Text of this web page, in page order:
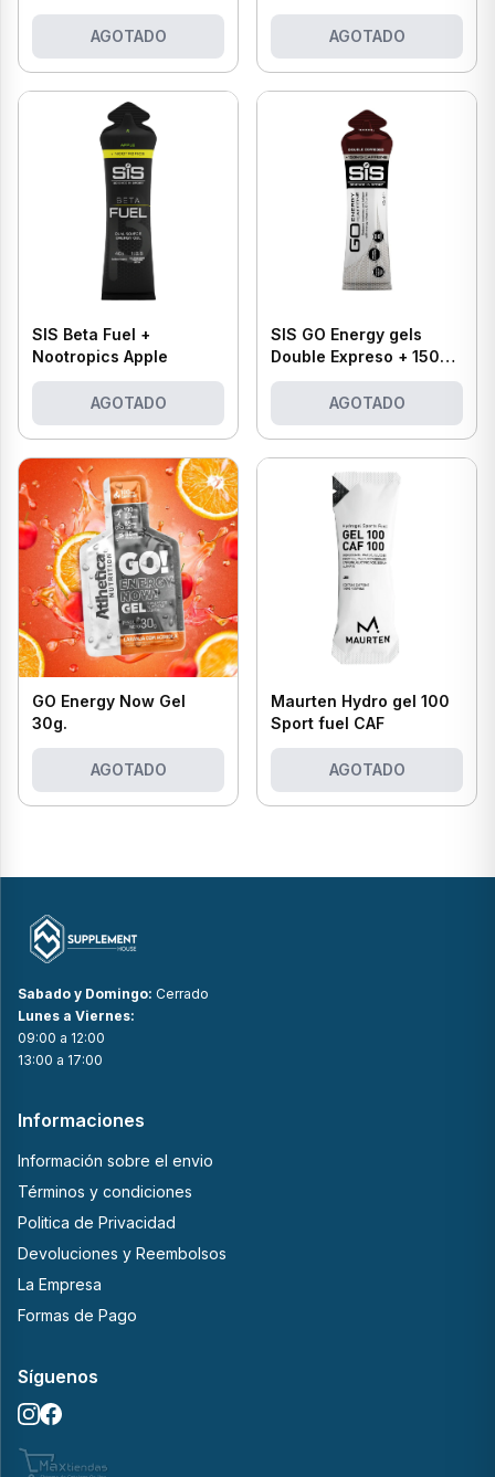
AGOTADO
Lima
AGOTADO
SIS Beta Fuel +
Nootropics Apple
AGOTADO
SIS GO Energy gels
Double Expreso + 150
mg Caffeine
AGOTADO
GO Energy Now Gel
30g.
AGOTADO
Maurten Hydro gel 100
Sport fuel CAF
AGOTADO
Sabado y Domingo: Cerrado
Lunes a Viernes:
09:00 a 12:00
13:00 a 17:00
Informaciones
Información sobre el envio
Términos y condiciones
Politica de Privacidad
Devoluciones y Reembolsos
La Empresa
Formas de Pago
Síguenos